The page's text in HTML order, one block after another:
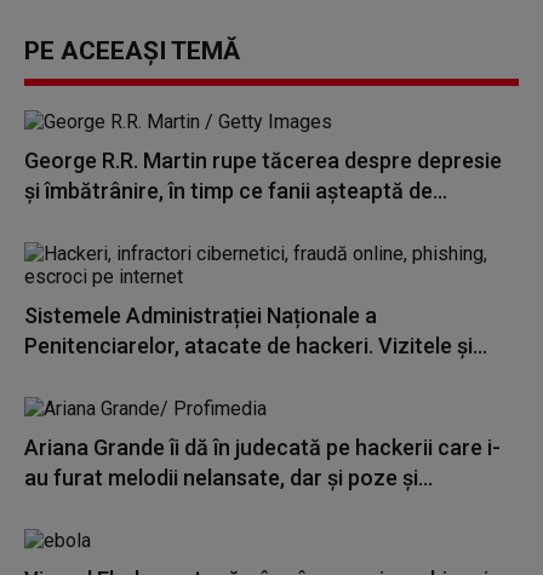
PE ACEEAȘI TEMĂ
George R.R. Martin rupe tăcerea despre depresie
și îmbătrânire, în timp ce fanii așteaptă de...
Sistemele Administrației Naționale a
Penitenciarelor, atacate de hackeri. Vizitele și...
Ariana Grande îi dă în judecată pe hackerii care i-
au furat melodii nelansate, dar și poze și...